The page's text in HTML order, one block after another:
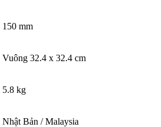
150 mm
Vuông 32.4 x 32.4 cm
5.8 kg
Nhật Bản / Malaysia